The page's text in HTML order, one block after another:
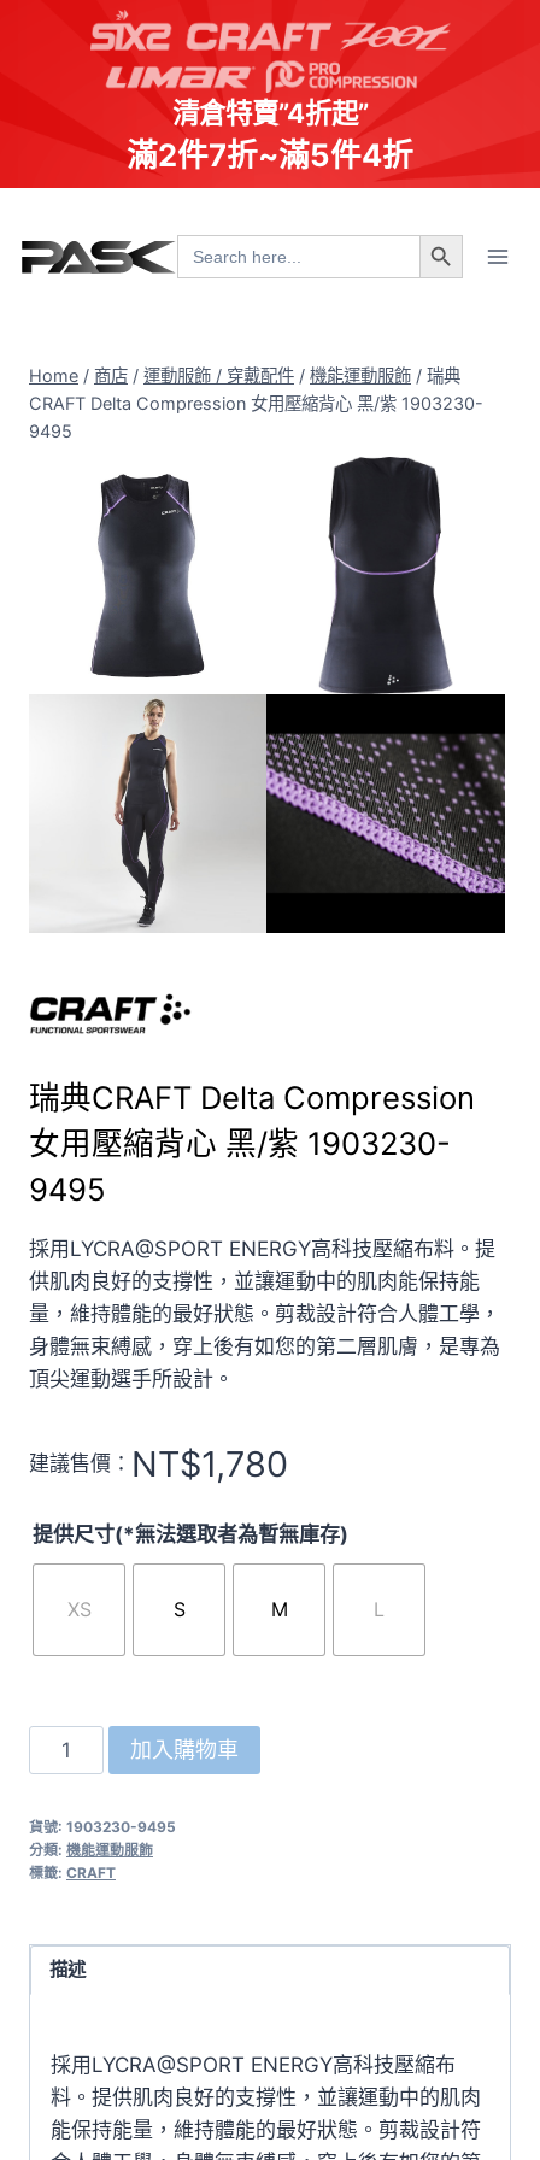
清倉特賣”4折起”
滿2件7折~滿5件4折
content
Search
for:
Search Button
Home / 商店 / 運動服飾 / 穿戴配件 / 機能運動服飾 / 瑞典
CRAFT Delta Compression 女用壓縮背心 黑/紫 1903230-
9495
瑞典CRAFT Delta Compression
女用壓縮背心 黑/紫 1903230-
9495
採用LYCRA@SPORT ENERGY高科技壓縮布料。提
供肌肉良好的支撐性，並讓運動中的肌肉能保持能
量，維持體能的最好狀態。剪裁設計符合人體工學，
身體無束縛感，穿上後有如您的第二層肌膚，是專為
頂尖運動選手所設計。
建議售價： NT$1,780
提供尺寸(*無法選取者為暫無庫存)
XS S M L
典
Delta
Compression
縮
黑/
加入購物車
貨號: 1903230-9495
分類: 機能運動服飾
標籤: CRAFT
描述
採用LYCRA@SPORT ENERGY高科技壓縮布
料。提供肌肉良好的支撐性，並讓運動中的肌肉
能保持能量，維持體能的最好狀態。剪裁設計符